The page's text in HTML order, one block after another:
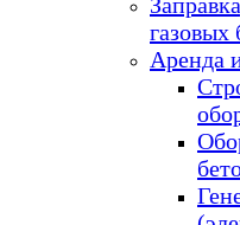
газовых
Аренда